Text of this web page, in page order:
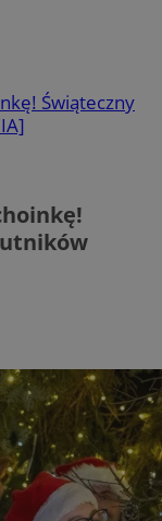
Świąteczny